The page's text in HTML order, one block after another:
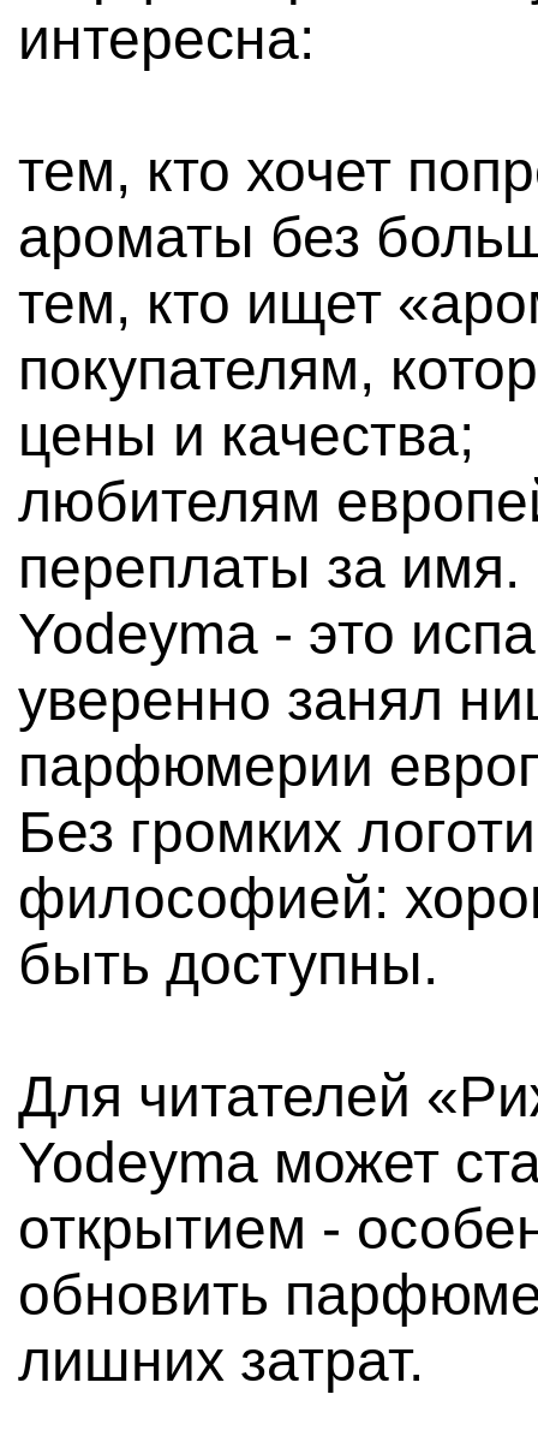
интересна:
тем, кто хочет
ароматы без
тем, кто ищет
покупателям,
цены и качества;
любителям
переплаты за имя.
Yodeyma - это
уверенно занял
парфюмерии
Без громких
философией:
быть доступны.
Для читателей
Yodeyma может
открытием -
обновить
лишних затрат.